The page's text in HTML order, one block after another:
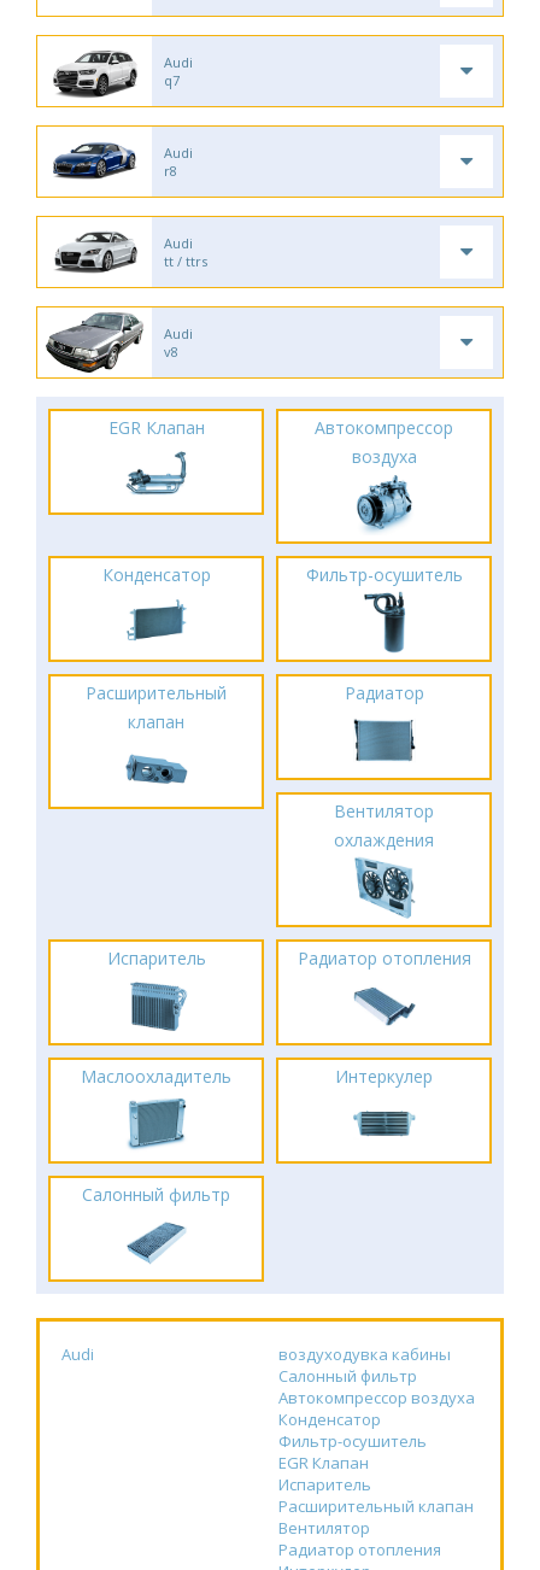
Audi
q7
Audi
r8
Audi
tt / ttrs
Audi
v8
EGR Клапан
Автокомпрессор
воздуха
Конденсатор Фильтр-осушитель
Расширительный
клапан
Радиатор
Вентилятор
охлаждения
Испаритель Радиатор отопления
Маслоохладитель Интеркулер
Салонный фильтр
Audi
воздуходувка кабины
Салонный фильтр
Автокомпрессор воздуха
Конденсатор
Фильтр-осушитель
EGR Клапан
Испаритель
Расширительный клапан
Вентилятор
Радиатор отопления